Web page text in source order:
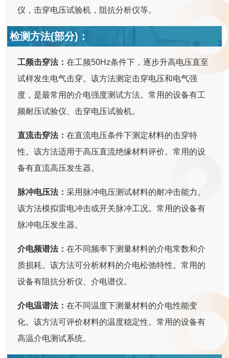
仪，击穿电压试验机，阻抗分析仪等。
检测方法(部分)：
工频击穿法：在工频50Hz条件下，逐步升高电压直至
试样发生电气击穿。该方法测定击穿电压和电气强
度，是最常用的介电强度测试方法。常用的设备有工
频耐压试验仪、击穿电压试验机。
直流击穿法：在直流电压条件下测定材料的击穿特
性。该方法适用于高压直流绝缘材料评价。常用的设
备有直流高压发生器。
脉冲电压法：采用脉冲电压测试材料的耐冲击能力。
该方法模拟雷电冲击或开关脉冲工况。常用的设备有
脉冲电压发生器。
介电频谱法：在不同频率下测量材料的介电常数和介
质损耗。该方法可分析材料的介电松弛特性。常用的
设备有阻抗分析仪、介电谱仪。
介电温谱法：在不同温度下测量材料的介电性能变
化。该方法可评价材料的温度稳定性。常用的设备有
高温介电测试系统。